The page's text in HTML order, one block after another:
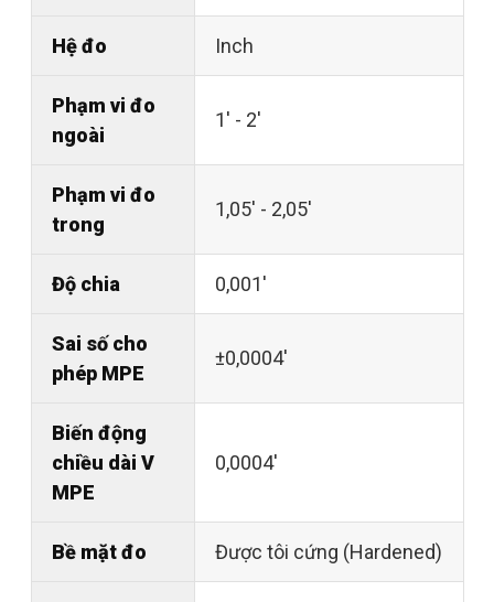
Hệ đo Inch
Phạm vi đo
ngoài
1' - 2'
Phạm vi đo
trong
1,05' - 2,05'
Độ chia 0,001'
Sai số cho
phép MPE
±0,0004'
Biến động
chiều dài V
MPE
0,0004'
Bề mặt đo Được tôi cứng (Hardened)